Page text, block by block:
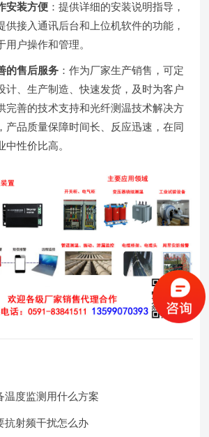
安装方便 ：提供详细的安装说明指导，
供接入通讯后台和上位机软件的功能，
用户操作和管理。
的售后服务 ：作为厂家生产销售，可定
计、生产制造、快速发货，及时为客户
完善的技术支持和光纤测温技术解决方
产品质量保障时间长、反应迅速，在同
中性价比高。
温度监测用什么方案
抗射频干扰怎么办